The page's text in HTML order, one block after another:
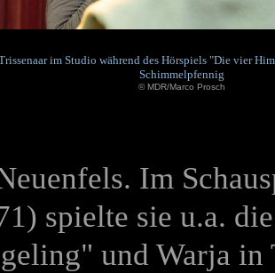
im Studio während des Hörspiels "Die vier
Schimmelpfennig
© MDR/Marco Prosch
Im
spielte sie u.a.
und Warja